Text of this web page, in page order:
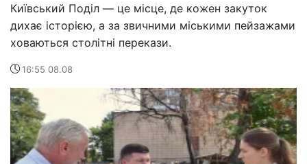
Київський Поділ — це місце, де кожен закуток
дихає історією, а за звичними міськими пейзажами
ховаються столітні перекази.
16:55 08.08